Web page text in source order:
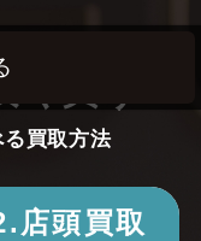
く買う！
買取方法
店頭買取